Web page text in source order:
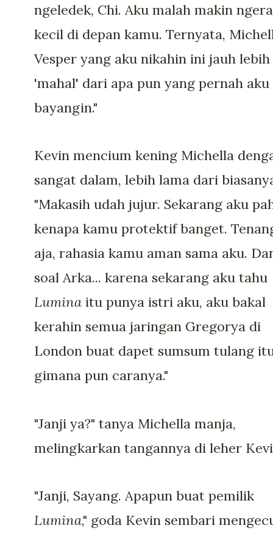
ngeledek, Chi. Aku malah makin
kecil di depan kamu. Ternyata,
Vesper yang aku nikahin ini jauh lebih
'mahal' dari apa pun yang pernah aku
bayangin."
Kevin mencium kening Michella
sangat dalam, lebih lama dari
"Makasih udah jujur. Sekarang aku
kenapa kamu protektif banget.
aja, rahasia kamu aman sama aku.
soal Arka... karena sekarang aku tahu
Lumina itu punya istri aku, aku bakal
kerahin semua jaringan Gregorya di
London buat dapet sumsum tulang
gimana pun caranya."
"Janji ya?" tanya Michella manja,
melingkarkan tangannya di leher
"Janji, Sayang. Apapun buat pemilik
Lumina," goda Kevin sembari